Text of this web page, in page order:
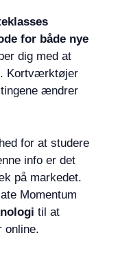
for både nye
dig med at
Kortværktøjer
ændrer
for at studere
info er det
på markedet.
Momentum
til at
online.